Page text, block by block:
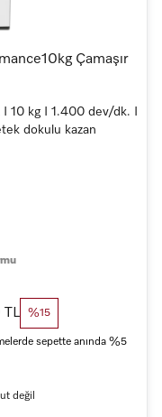
Çamaşır
I 10 kg I 1.400 dev/dk. I
dokulu kazan
TL %15
sepette anında %5
değil